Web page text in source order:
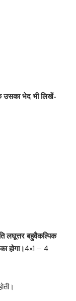
से बोला।
है।
उसका भेद भी लिखें-
चल रहे हैं?
हुई है।
गई।
लघूत्तर बहुवैकल्पिक
होगा।4×1 – 4